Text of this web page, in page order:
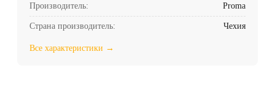
Производитель: Proma
Страна производитель: Чехия
Все характеристики →